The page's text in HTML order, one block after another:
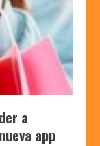
a
app